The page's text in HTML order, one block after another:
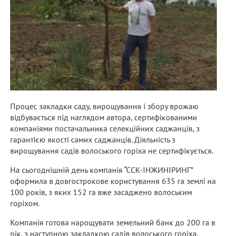
Процес закладки саду, вирощування і збору врожаю
відбувається під наглядом автора, сертифікованими
компаніями постачальника селекційних саджанців, з
гарантією якості самих саджанців. Діяльність з
вирощування садів волоського горіха не сертифікується.
На сьогоднішній день компанія “ССК-ІНЖИНІРИНГ”
оформила в довгострокове користування 635 га землі на
100 років, з яких 152 га вже засаджено волоським
горіхом.
Компанія готова нарощувати земельний банк до 200 га в
рік, з наступною закладкою садів волоського горіха.